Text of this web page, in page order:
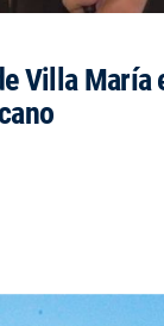
Villa María